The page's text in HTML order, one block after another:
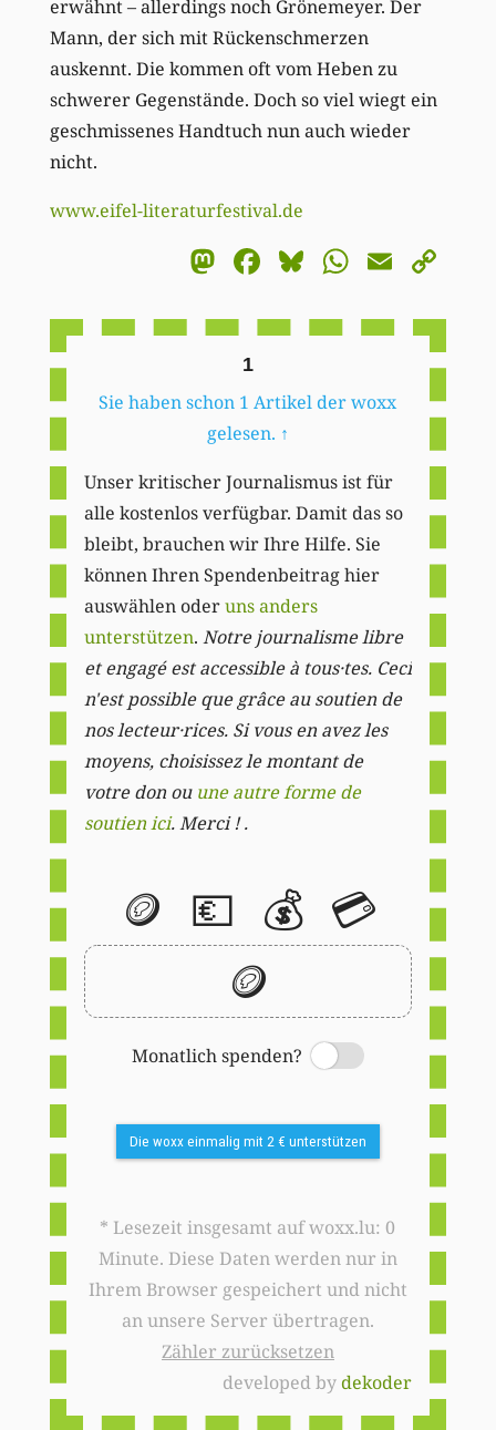
erwähnt – allerdings noch Grönemeyer. Der
Mann, der sich mit Rückenschmerzen
auskennt. Die kommen oft vom Heben zu
schwerer Gegenstände. Doch so viel wiegt ein
geschmissenes Handtuch nun auch wieder
nicht.
www.eifel-literaturfestival.de
Mastodon
Facebook
BlueskyEmail
1
Sie haben schon 1 Artikel der woxx
gelesen. ↑
Unser kritischer Journalismus ist für
alle kostenlos verfügbar. Damit das so
bleibt, brauchen wir Ihre Hilfe. Sie
können Ihren Spendenbeitrag hier
auswählen oderuns anders
unterstützen. Notre journalisme libre
et engagé est accessible à tous·tes. Ceci
n'est possible que grâce au soutien de
nos lecteur·rices. Si vous en avez les
moyens, choisissez le montant de
votre don ou une autre forme de
soutien ici. Merci ! .
🪙 💶 💰 💳
🪙
Monatlich spenden?
Switch
Die woxx einmalig mit 2 € unterstützen
* Lesezeit insgesamt auf woxx.lu: 0
Minute. Diese Daten werden nur in
Ihrem Browser gespeichert und nicht
an unsere Server übertragen.
Zähler zurücksetzen
developed bydekoder